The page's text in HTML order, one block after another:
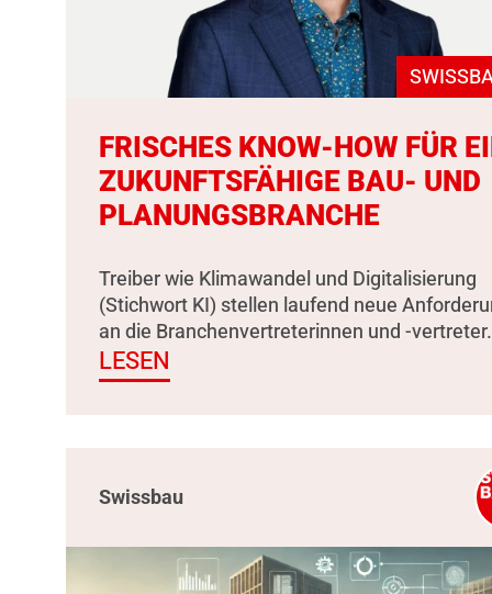
FRISCHES KNOW-HOW FÜR
ZUKUNFTSFÄHIGE BAU- UND
PLANUNGSBRANCHE
Treiber wie Klimawandel und Digitalisierung
(Stichwort KI) stellen laufend neue
an die Branchenvertreterinnen und -vertreter.
LESEN
Swissbau